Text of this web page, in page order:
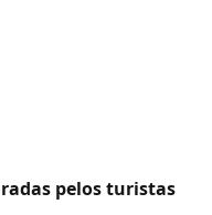
pelos turistas